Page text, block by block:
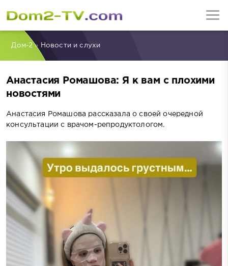
Дом-2» Новости и слухи
Анастасия Ромашова: Я к вам с плохими
новостями
Анастасия Ромашова рассказала о своей очередной
консультации с врачом-репродуктологом.